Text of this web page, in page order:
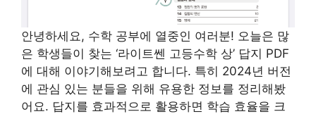
안녕하세요, 수학 공부에 열중인 여러분! 오늘은 많
은 학생들이 찾는 ‘라이트쎈 고등수학 상’ 답지 PDF
에 대해 이야기해보려고 합니다. 특히 2024년 버전
에 관심 있는 분들을 위해 유용한 정보를 정리해봤
어요. 답지를 효과적으로 활용하면 학습 효율을 크